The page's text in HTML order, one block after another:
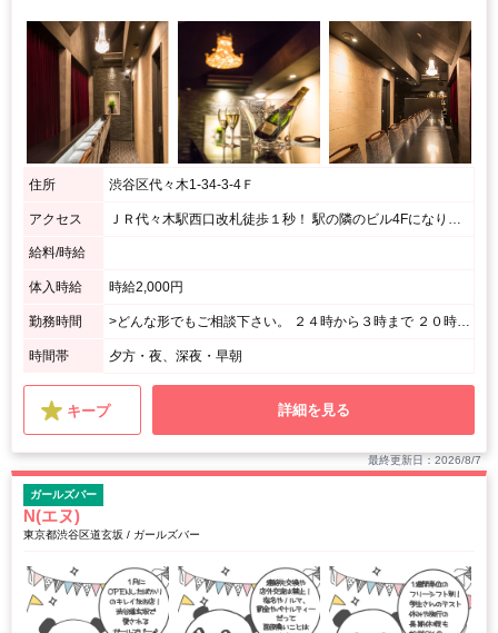
住所 渋谷区代々木1-34-3-4Ｆ
アクセス ＪＲ代々木駅西口改札徒歩１秒！ 駅の隣のビル4Fになります。
給料/時給
体入時給 時給2,000円
勤務時間 >どんな形でもご相談下さい。 ２４時から３時まで ２０時から終電まで ２２時から２時までetc... 一緒に最適な働き方を考えます。
時間帯 夕方・夜、深夜・早朝
キープ 詳細を見る
最終更新日：2026/8/7
ガールズバー
N(エヌ)
東京都渋谷区道玄坂 / ガールズバー